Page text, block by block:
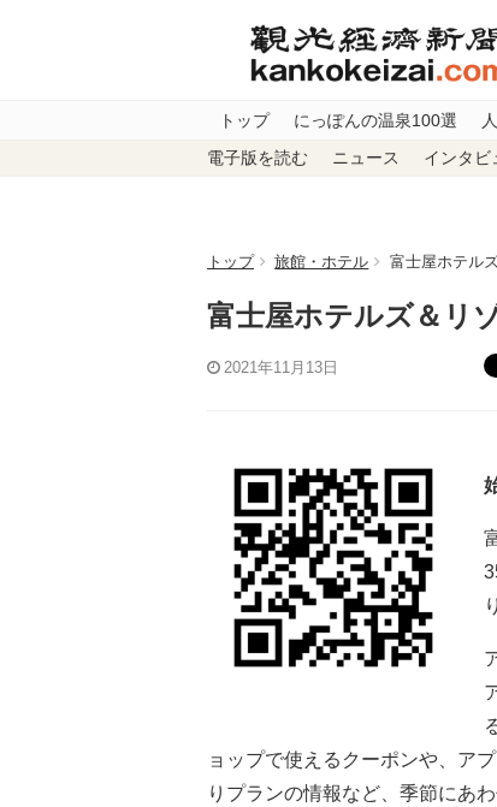
トップ にっぽんの温泉100選
電子版を読む ニュース インタビ
トップ 旅館・ホテル 富士屋ホテル
富士屋ホテルズ＆リ
2021年11月13日
ョップで使えるクーポンや、ア
りプランの情報など、季節にあ